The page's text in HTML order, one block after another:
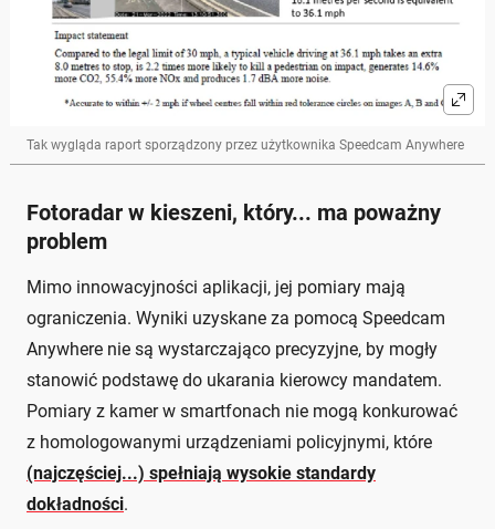
Tak wygląda raport sporządzony przez użytkownika Speedcam Anywhere
Fotoradar w kieszeni, który... ma poważny
problem
Mimo innowacyjności aplikacji, jej pomiary mają
ograniczenia. Wyniki uzyskane za pomocą Speedcam
Anywhere nie są wystarczająco precyzyjne, by mogły
stanowić podstawę do ukarania kierowcy mandatem.
Pomiary z kamer w smartfonach nie mogą konkurować
z homologowanymi urządzeniami policyjnymi, które
(najczęściej...) spełniają wysokie standardy
dokładności.